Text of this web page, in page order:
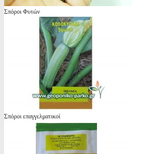
Σπόροι Φυτών
Σπόροι επαγγελματικοί